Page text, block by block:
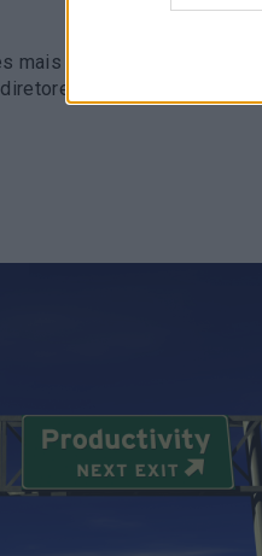
mais aguardadas do ano.
da…